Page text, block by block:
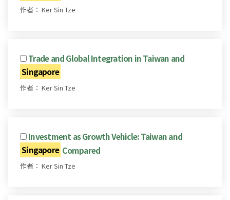
作者： Ker Sin Tze
Trade and Global Integration in Taiwan and
Singapore
作者： Ker Sin Tze
Investment as Growth Vehicle: Taiwan and
Singapore Compared
作者： Ker Sin Tze